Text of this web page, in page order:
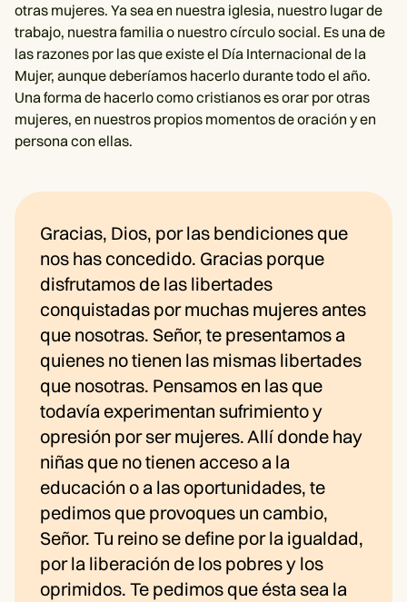
otras mujeres. Ya sea en nuestra iglesia, nuestro lugar de
trabajo, nuestra familia o nuestro círculo social. Es una de
las razones por las que existe el Día Internacional de la
Mujer, aunque deberíamos hacerlo durante todo el año.
Una forma de hacerlo como cristianos es orar por otras
mujeres, en nuestros propios momentos de oración y en
persona con ellas.
Gracias, Dios, por las bendiciones que
nos has concedido. Gracias porque
disfrutamos de las libertades
conquistadas por muchas mujeres antes
que nosotras. Señor, te presentamos a
quienes no tienen las mismas libertades
que nosotras. Pensamos en las que
todavía experimentan sufrimiento y
opresión por ser mujeres. Allí donde hay
niñas que no tienen acceso a la
educación o a las oportunidades, te
pedimos que provoques un cambio,
Señor. Tu reino se define por la igualdad,
por la liberación de los pobres y los
oprimidos. Te pedimos que ésta sea la